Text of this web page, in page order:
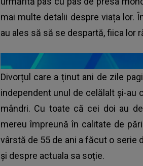
mai multe detalii despre viața lor.
au ales să să se despartă, fiica lor
Divorțul care a ținut ani de zile
independent unul de celălalt și-
mândri. Cu toate că cei doi au
mereu împreună în calitate de
vârstă de 55 de ani a făcut o serie
și despre actuala sa soție.